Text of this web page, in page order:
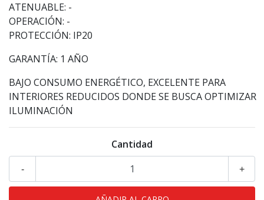
ATENUABLE: -
OPERACIÓN: -
PROTECCIÓN: IP20
GARANTÍA: 1 AÑO
BAJO CONSUMO ENERGÉTICO, EXCELENTE PARA
INTERIORES REDUCIDOS DONDE SE BUSCA OPTIMIZAR
ILUMINACIÓN
Cantidad
+
-